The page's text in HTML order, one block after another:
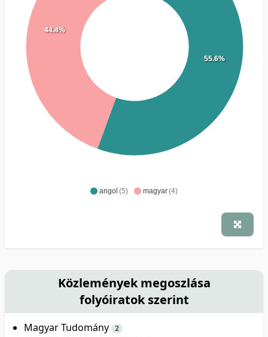
angol (5) magyar(4)
55.6%
44.4%
Közlemények megoszlása
folyóiratok szerint
Magyar Tudomány 2